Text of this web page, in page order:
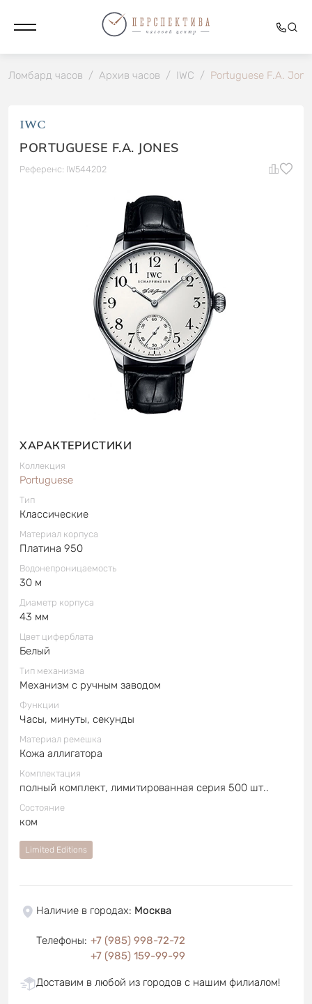
Ломбард часов / Архив часов / IWC / Portuguese F.A.
IWC
PORTUGUESE F.A. JONES
Референс: IW544202
ХАРАКТЕРИСТИКИ
Коллекция
Portuguese
Тип
Классические
Материал корпуса
Платина 950
Водонепроницаемость
30 м
Диаметр корпуса
43 мм
Цвет циферблата
Белый
Тип механизма
Механизм с ручным заводом
Функции
Часы, минуты, секунды
Материал ремешка
Кожа аллигатора
Комплектация
полный комплект, лимитированная серия 500 шт..
Состояние
ком
Limited Editions
Наличие в городах: Москва
Телефоны: +7 (985) 998-72-72
+7 (985) 159-99-99
Доставим в любой из городов с нашим филиалом!